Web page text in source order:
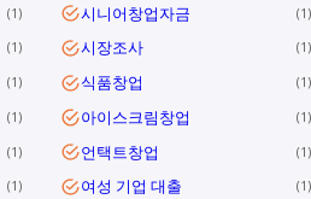
1 시니어창업자금 1
1 시장조사 1
1 식품창업 1
1 아이스크림창업 1
1 언택트창업 1
1 여성 기업 대출 1